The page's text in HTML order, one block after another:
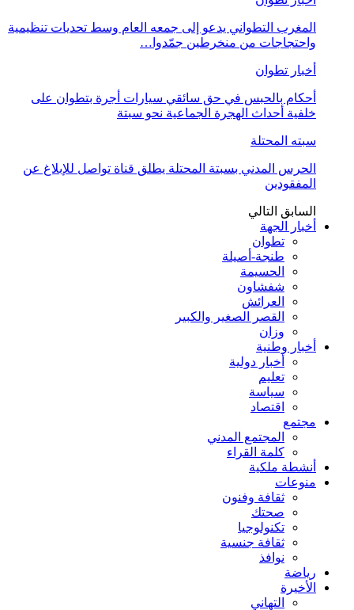
المغرب التطواني يدعو إلى جمعه العام وسط تحديات تنظيمية
واحتجاجات من منخرطين جمّدوا…
أخبار تطوان
أحكام بالحبس في حق سائقي سيارات أجرة بتطوان على
خلفية أحداث الهجرة الجماعية نحو سبتة
سبته المحتلة
الحرس المدني بسبتة المحتلة يطلق قناة تواصل للإبلاغ عن
المفقودين
السابق التالي
أخبار الجهة
تطوان
طنجة-أصيلة
الحسيمة
شفشاون
العرائش
القصر الصغير والكبير
وزان
أخبار وطنية
أخبار دولية
تعليم
سياسة
اقتصاد
مجتمع
المجتمع المدني
كلمة القراء
أنشطة ملكية
منوعات
ثقافة وفنون
صحتك
تكنولوجيا
ثقافة جنسية
نوافذ
رياضة
الأخيرة
التهاني